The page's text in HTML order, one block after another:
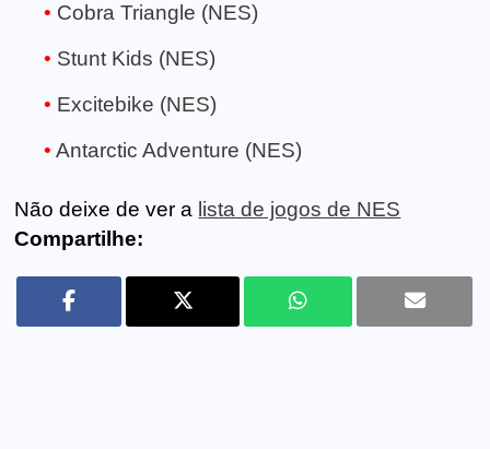
Cobra Triangle (NES)
Stunt Kids (NES)
Excitebike (NES)
Antarctic Adventure (NES)
Não deixe de ver a lista de jogos de NES
Compartilhe: